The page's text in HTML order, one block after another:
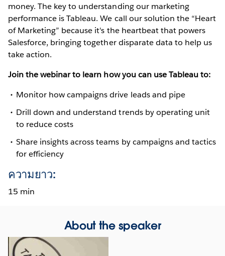
money. The key to understanding our marketing
performance is Tableau. We call our solution the “Heart
of Marketing” because it's the heartbeat that powers
Salesforce, bringing together disparate data to help us
take action.
Join the webinar to learn how you can use Tableau to:
Monitor how campaigns drive leads and pipe
Drill down and understand trends by operating unit
to reduce costs
Share insights across teams by campaigns and tactics
for efficiency
ความยาว:
15 min
About the speaker